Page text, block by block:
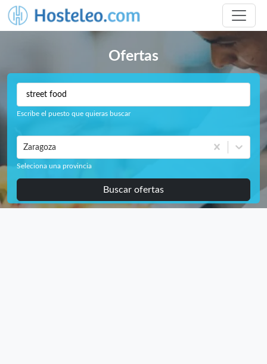
Ofertas
Escribe el puesto que quieras buscar
Zaragoza
Seleciona una provincia
Buscar ofertas